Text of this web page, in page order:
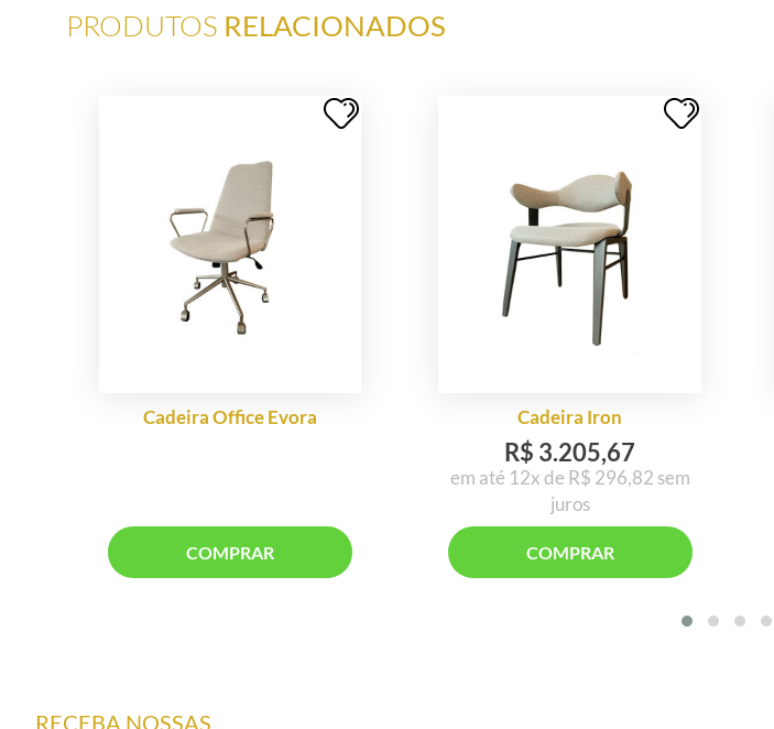
PRODUTOS RELACIONADOS
Cadeira Office Evora
COMPRAR
Cadeira Iron
R$ 3.205,67
em até 12x de R$ 296,82 sem
juros
COMPRAR
RECEBA NOSSAS